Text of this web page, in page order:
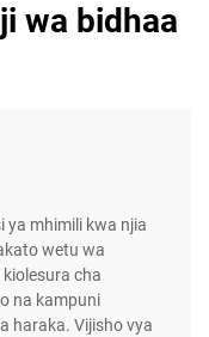
wa bidhaa
ya mhimili kwa njia
wetu wa
cha
na kampuni
haraka. Vijisho vya